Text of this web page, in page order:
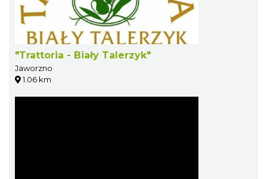
"Trattoria - Biały Talerzyk"
Jaworzno
1.06 km